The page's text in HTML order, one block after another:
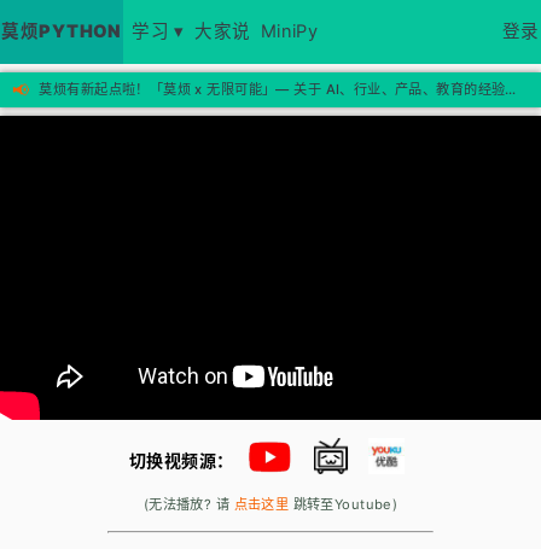
莫烦PYTHON 学习 ▾ 大家说 MiniPy 登录
📢 莫烦有新起点啦！「莫烦 x 无限可能」— 关于 AI、行业、产品、教育的经验思考，欢迎来新站看看 →
切换视频源：
(无法播放? 请 点击这里 跳转至Youtube)